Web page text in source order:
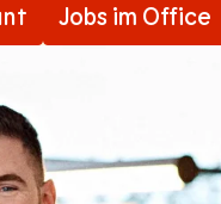
Jobs im Office